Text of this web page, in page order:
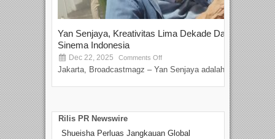
Yan Senjaya, Kreativitas Lima Dekade Dalam
Sinema Indonesia
Dec 22, 2025 Comments Off
Jakarta, Broadcastmagz – Yan Senjaya adalah...
Rilis PR Newswire
Shueisha Perluas Jangkauan Global